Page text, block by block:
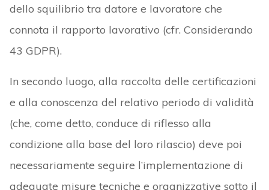
dello squilibrio tra datore e lavoratore che
connota il rapporto lavorativo (cfr. Considerando
43 GDPR).
In secondo luogo, alla raccolta delle certificazioni
e alla conoscenza del relativo periodo di validità
(che, come detto, conduce di riflesso alla
condizione alla base del loro rilascio) deve poi
necessariamente seguire l’implementazione di
adeguate misure tecniche e organizzative sotto il